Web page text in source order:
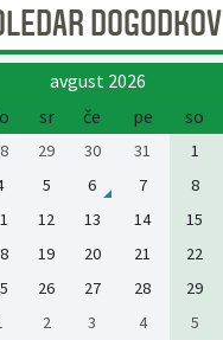
DOGODKOV
avgust 2026
sr če pe so
29 30 31 1
5 6 7 8
12 13 14 15
19 20 21 22
26 27 28 29
2 3 4 5